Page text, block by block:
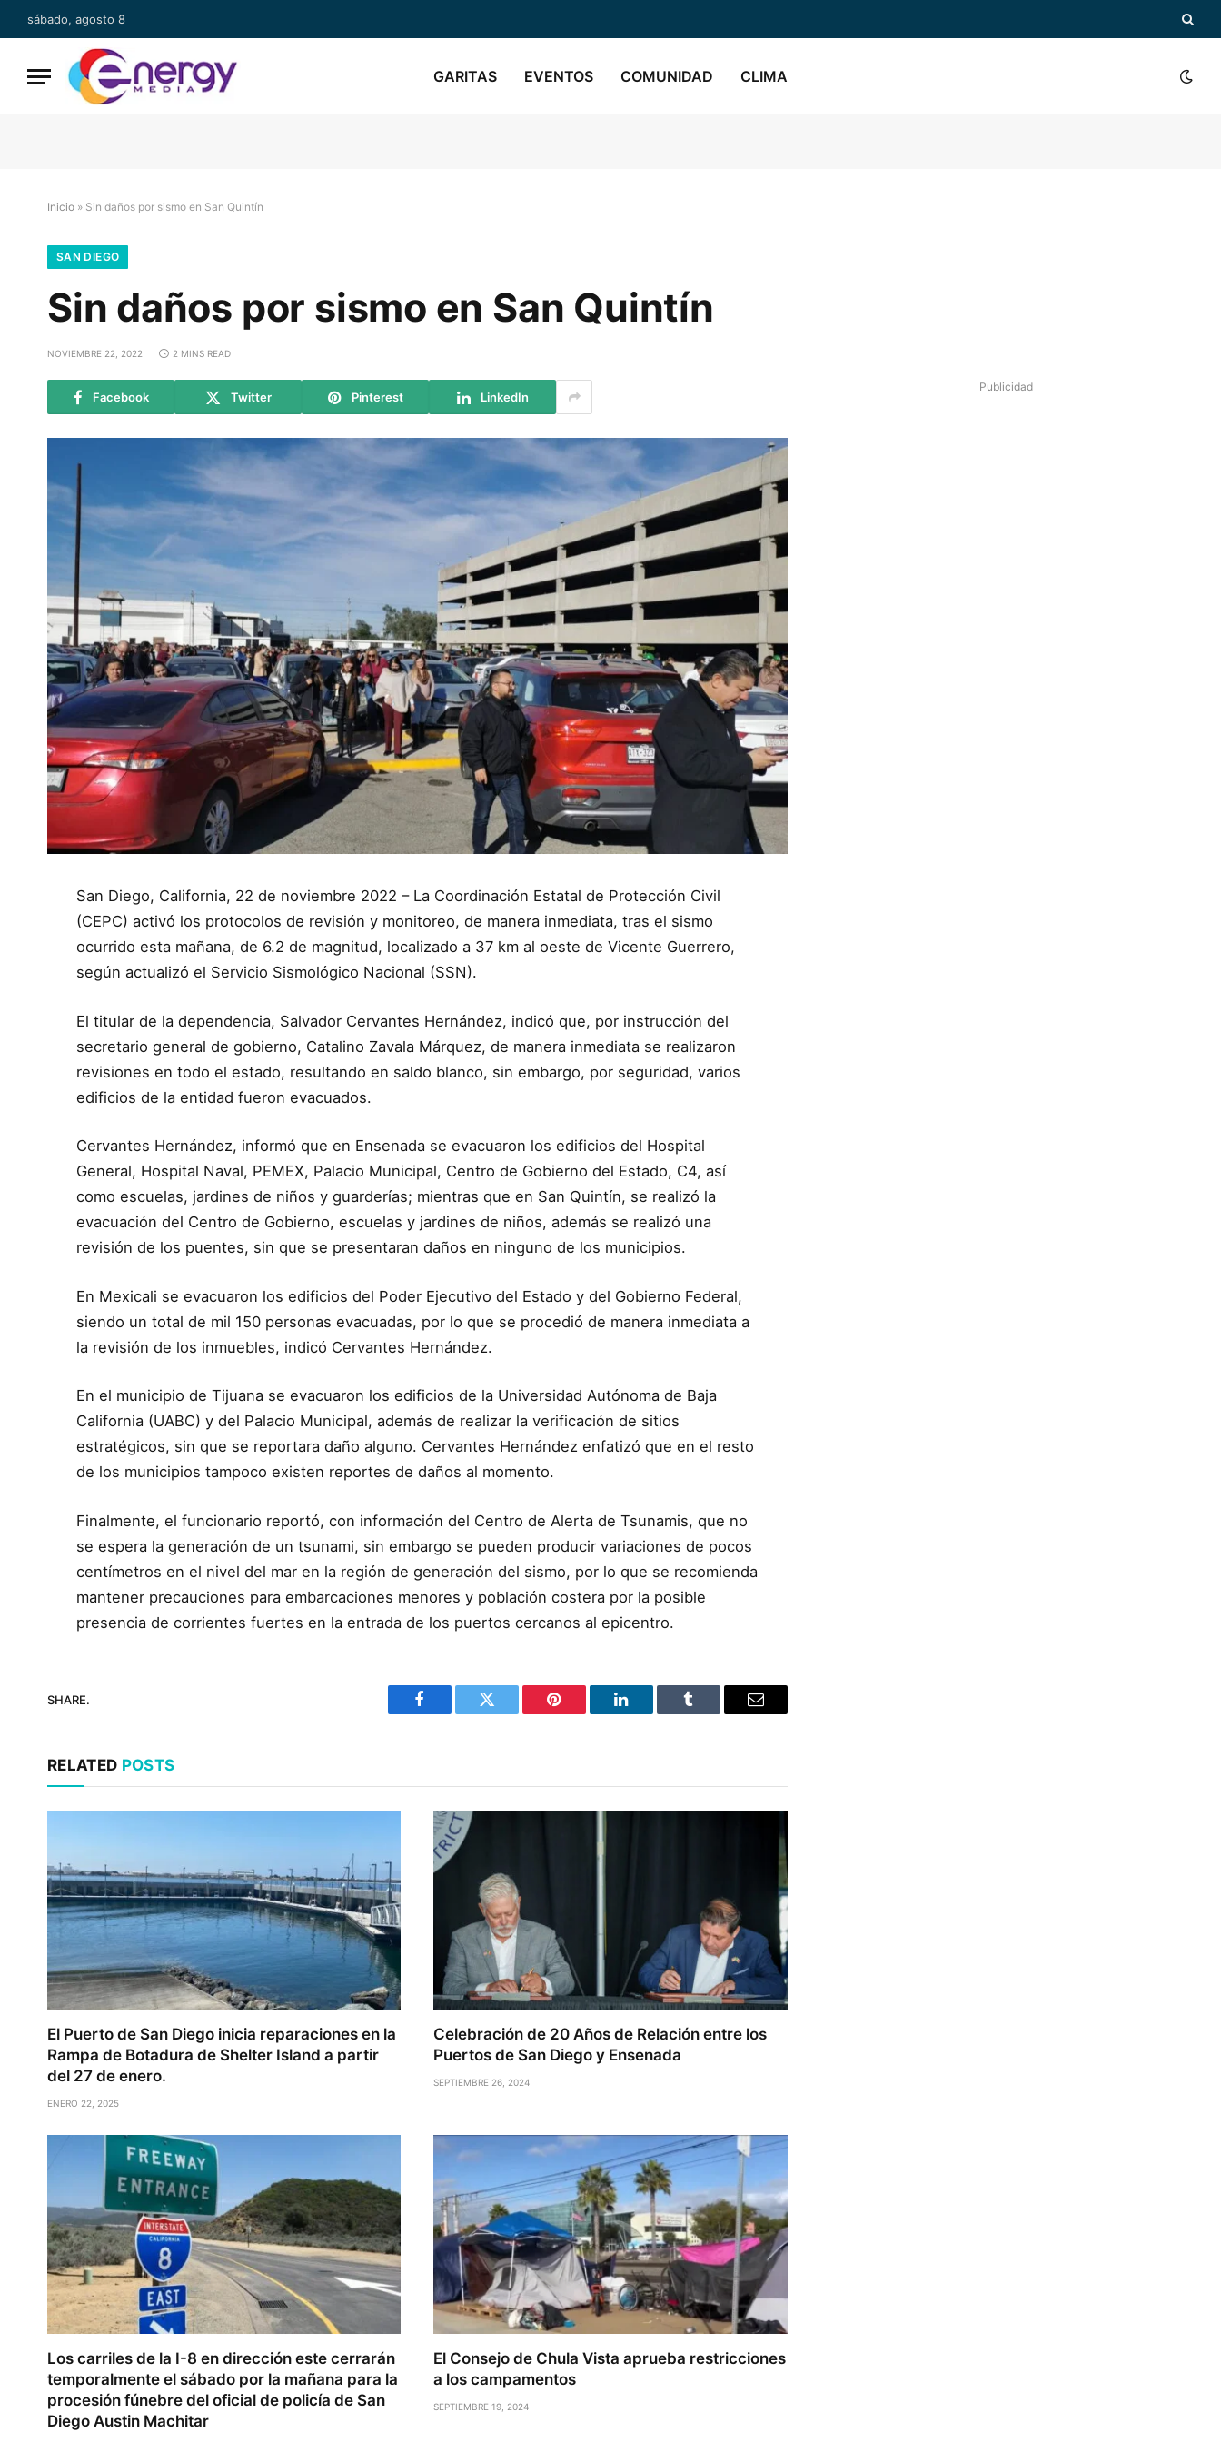
sábado, agosto 8
GARITAS EVENTOS COMUNIDAD CLIMA
Inicio » Sin daños por sismo en San Quintín
SAN DIEGO
Sin daños por sismo en San Quintín
NOVIEMBRE 22, 2022 2 MINS READ
Facebook Twitter Pinterest LinkedIn
San Diego, California, 22 de noviembre 2022 – La Coordinación Estatal de Protección Civil
(CEPC) activó los protocolos de revisión y monitoreo, de manera inmediata, tras el sismo
ocurrido esta mañana, de 6.2 de magnitud, localizado a 37 km al oeste de Vicente Guerrero,
según actualizó el Servicio Sismológico Nacional (SSN).
El titular de la dependencia, Salvador Cervantes Hernández, indicó que, por instrucción del
secretario general de gobierno, Catalino Zavala Márquez, de manera inmediata se realizaron
revisiones en todo el estado, resultando en saldo blanco, sin embargo, por seguridad, varios
edificios de la entidad fueron evacuados.
Cervantes Hernández, informó que en Ensenada se evacuaron los edificios del Hospital
General, Hospital Naval, PEMEX, Palacio Municipal, Centro de Gobierno del Estado, C4, así
como escuelas, jardines de niños y guarderías; mientras que en San Quintín, se realizó la
evacuación del Centro de Gobierno, escuelas y jardines de niños, además se realizó una
revisión de los puentes, sin que se presentaran daños en ninguno de los municipios.
En Mexicali se evacuaron los edificios del Poder Ejecutivo del Estado y del Gobierno Federal,
siendo un total de mil 150 personas evacuadas, por lo que se procedió de manera inmediata a
la revisión de los inmuebles, indicó Cervantes Hernández.
En el municipio de Tijuana se evacuaron los edificios de la Universidad Autónoma de Baja
California (UABC) y del Palacio Municipal, además de realizar la verificación de sitios
estratégicos, sin que se reportara daño alguno. Cervantes Hernández enfatizó que en el resto
de los municipios tampoco existen reportes de daños al momento.
Finalmente, el funcionario reportó, con información del Centro de Alerta de Tsunamis, que no
se espera la generación de un tsunami, sin embargo se pueden producir variaciones de pocos
centímetros en el nivel del mar en la región de generación del sismo, por lo que se recomienda
mantener precauciones para embarcaciones menores y población costera por la posible
presencia de corrientes fuertes en la entrada de los puertos cercanos al epicentro.
SHARE.
Facebook Twitter Pinterest LinkedIn Tumblr Email
RELATED POSTS
El Puerto de San Diego inicia reparaciones en la
Rampa de Botadura de Shelter Island a partir
del 27 de enero.
ENERO 22, 2025
Celebración de 20 Años de Relación entre los
Puertos de San Diego y Ensenada
SEPTIEMBRE 26, 2024
Los carriles de la I-8 en dirección este cerrarán
temporalmente el sábado por la mañana para la
procesión fúnebre del oficial de policía de San
Diego Austin Machitar
El Consejo de Chula Vista aprueba restricciones
a los campamentos
SEPTIEMBRE 19, 2024
Publicidad